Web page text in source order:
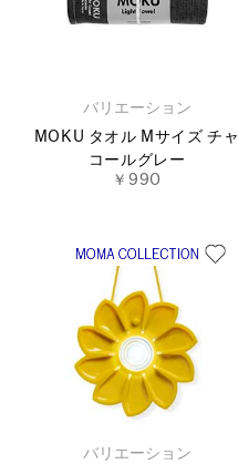
バリエーション
MOKU タオル Mサイズ チャ
コールグレー
￥990
バリエーション